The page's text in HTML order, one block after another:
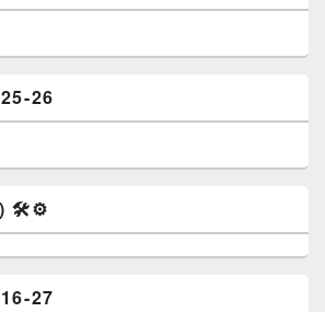
26
🛠️⚙️
27